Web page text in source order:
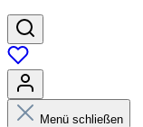
Menü schließen